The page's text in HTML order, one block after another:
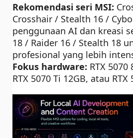
Rekomendasi seri MSI:
Crosshair / Stealth 16 /
penggunaan AI dan kreasi
18 / Raider 16 / Stealth 18
profesional yang lebih
Fokus hardware: RTX 5070
RTX 5070 Ti 12GB, atau RTX